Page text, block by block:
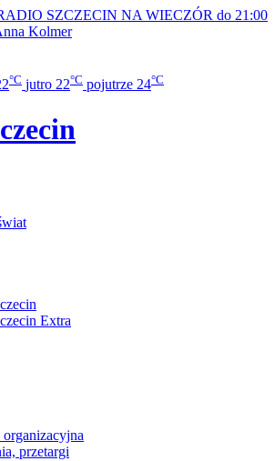
SZCZECIN NA WIECZÓR do 21:00
Kolmer
°C jutro 22°C pojutrze 24°C
Extra
organizacyjna
przetargi